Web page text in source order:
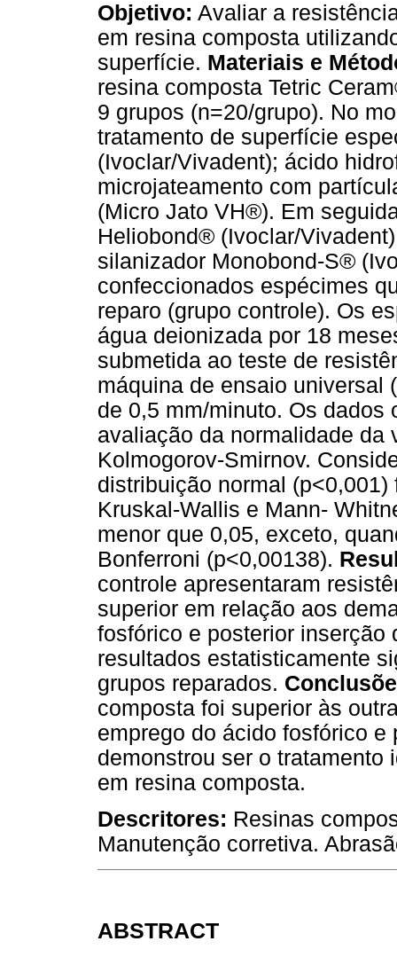
Objetivo: Avaliar a
em resina composta
superfície. Materiais e
resina composta Tetric
9 grupos (n=20/grupo). No
tratamento de superfície
(Ivoclar/Vivadent); ácido
microjateamento com
(Micro Jato VH®). Em
Heliobond® (Ivoclar/
silanizador Monobond-S®
confeccionados espécimes
reparo (grupo controle). Os
água deionizada por 18
submetida ao teste de
máquina de ensaio universal
de 0,5 mm/minuto. Os dados
avaliação da normalidade da
Kolmogorov-Smirnov.
distribuição normal
Kruskal-Wallis e Mann-
menor que 0,05, exceto,
Bonferroni (p<0,00138).
controle apresentaram
superior em relação aos
fosfórico e posterior inserção
resultados estatisticamente
grupos reparados.
composta foi superior às
emprego do ácido fosfórico
demonstrou ser o tratamento
em resina composta.
Descritores: Resinas
Manutenção corretiva.
ABSTRACT